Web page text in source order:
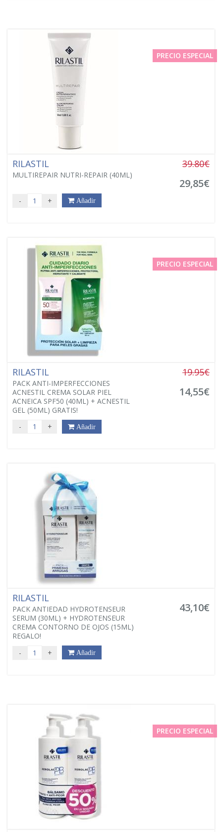
PRECIO ESPECIAL
RILASTIL
MULTIREPAIR NUTRI-REPAIR (40ML)
39.80€
29,85€
- + Añadir
PRECIO ESPECIAL
RILASTIL
PACK ANTI-IMPERFECCIONES
ACNESTIL CREMA SOLAR PIEL
ACNEICA SPF50 (40ML) + ACNESTIL
GEL (50ML) GRATIS!
19.95€
14,55€
- + Añadir
RILASTIL
PACK ANTIEDAD HYDROTENSEUR
SERUM (30ML) + HYDROTENSEUR
CREMA CONTORNO DE OJOS (15ML)
REGALO!
43,10€
- + Añadir
PRECIO ESPECIAL